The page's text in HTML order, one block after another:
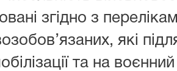
згідно з
які
та на